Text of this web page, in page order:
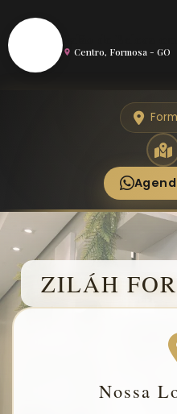
Centro, Formosa - GO
ZILÁH
Nossa